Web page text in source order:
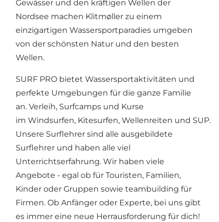
Gewässer und den kräftigen Wellen der
Nordsee machen Klitmøller zu einem
einzigartigen Wassersportparadies umgeben
von der schönsten Natur und den besten
Wellen.
SURF PRO bietet Wassersportaktivitäten und
perfekte Umgebungen für die ganze Familie
an. Verleih, Surfcamps und Kurse
im Windsurfen, Kitesurfen, Wellenreiten und SUP.
Unsere Surflehrer sind alle ausgebildete
Surflehrer und haben alle viel
Unterrichtserfahrung. Wir haben viele
Angebote - egal ob für Touristen, Familien,
Kinder oder Gruppen sowie teambuilding für
Firmen. Ob Anfänger oder Experte, bei uns gibt
es immer eine neue Herrausforderung für dich!